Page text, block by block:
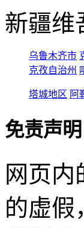
新疆维
乌鲁木齐市
克孜自治州
塔城地区 阿
免责声明
网页
的虚假